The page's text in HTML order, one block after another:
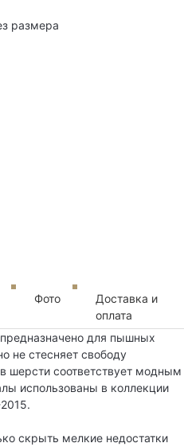
размера
Фото
Доставка и
оплата
для пышных
не стесняет свободу
шерсти соответствует модным
использованы в коллекции
скрыть мелкие недостатки